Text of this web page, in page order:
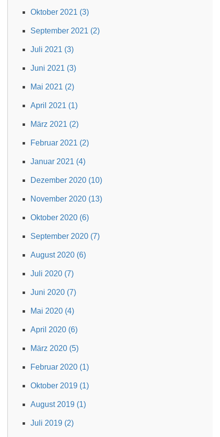
Oktober 2021 (3)
September 2021 (2)
Juli 2021 (3)
Juni 2021 (3)
Mai 2021 (2)
April 2021 (1)
März 2021 (2)
Februar 2021 (2)
Januar 2021 (4)
Dezember 2020 (10)
November 2020 (13)
Oktober 2020 (6)
September 2020 (7)
August 2020 (6)
Juli 2020 (7)
Juni 2020 (7)
Mai 2020 (4)
April 2020 (6)
März 2020 (5)
Februar 2020 (1)
Oktober 2019 (1)
August 2019 (1)
Juli 2019 (2)